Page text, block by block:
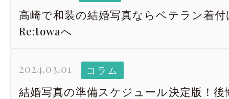
高崎で和装の結婚写真ならベテラン着
Re:towaへ
2024.03.01 コラム
結婚写真の準備スケジュール決定版！